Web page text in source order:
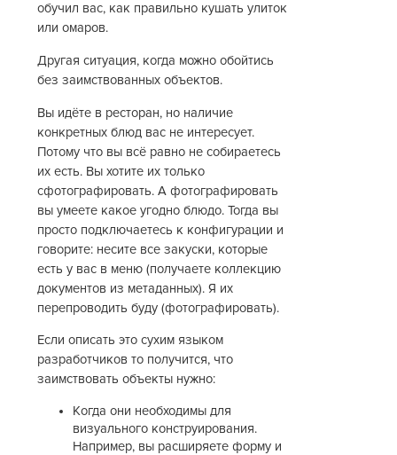
обучил вас, как правильно кушать улиток
или омаров.
Другая ситуация, когда можно обойтись
без заимствованных объектов.
Вы идёте в ресторан, но наличие
конкретных блюд вас не интересует.
Потому что вы всё равно не собираетесь
их есть. Вы хотите их только
сфотографировать. А фотографировать
вы умеете какое угодно блюдо. Тогда вы
просто подключаетесь к конфигурации и
говорите: несите все закуски, которые
есть у вас в меню (получаете коллекцию
документов из метаданных). Я их
перепроводить буду (фотографировать).
Если описать это сухим языком
разработчиков то получится, что
заимствовать объекты нужно:
Когда они необходимы для
визуального конструирования.
Например, вы расширяете форму и